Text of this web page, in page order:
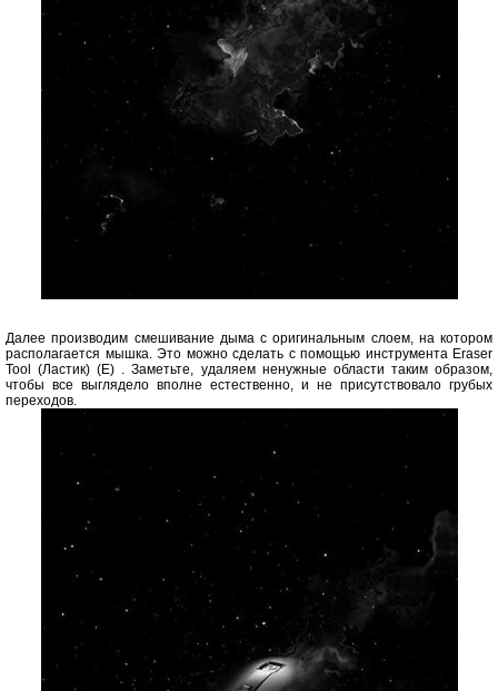
Далее производим смешивание дыма с оригинальным слоем, на котором
располагается мышка. Это можно сделать с помощью инструмента Eraser
Tool (Ластик) (E) . Заметьте, удаляем ненужные области таким образом,
чтобы все выглядело вполне естественно, и не присутствовало грубых
переходов.